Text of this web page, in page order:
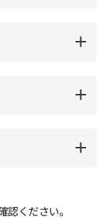
認ください。